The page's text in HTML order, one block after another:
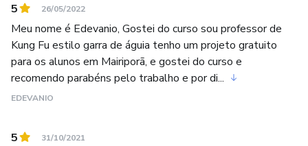
5 26/05/2022
Meu nome é Edevanio, Gostei do curso sou professor de
Kung Fu estilo garra de águia tenho um projeto gratuito
para os alunos em Mairiporã, e gostei do curso e
recomendo parabéns pelo trabalho e por di...
EDEVANIO
5 31/10/2021